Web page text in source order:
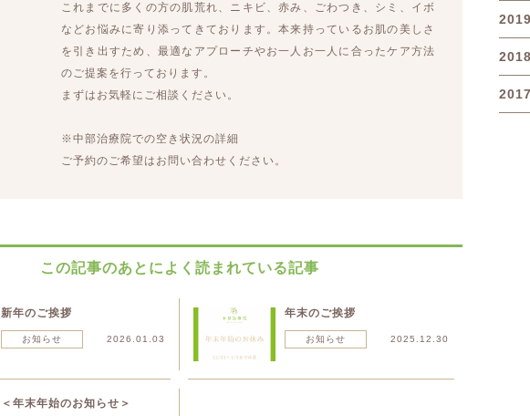
これまでに多くの方の肌荒れ、ニキビ、赤み、ごわつき、シミ、イボ
などお悩みに寄り添ってきております。本来持っているお肌の美しさ
を引き出すため、最適なアプローチやお一人お一人に合ったケア方法
のご提案を行っております。
まずはお気軽にご相談ください。
※中部治療院での空き状況の詳細
ご予約のご希望はお問い合わせください。
この記事のあとによく読まれている記事
新年のご挨拶
お知らせ 2026.01.03
年末のご挨拶
お知らせ 2025.12.30
＜年末年始のお知らせ＞
2019
2018
2017